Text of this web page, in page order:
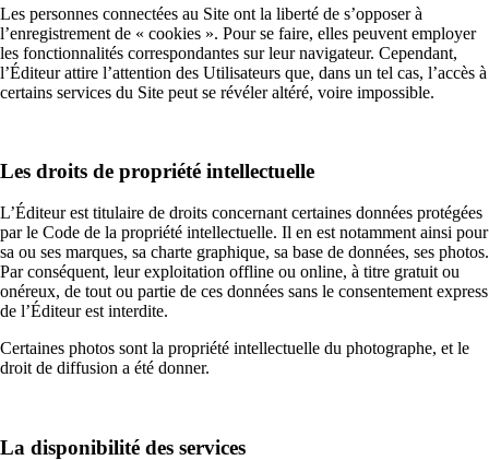
Les personnes connectées au Site ont la liberté de s’opposer à
l’enregistrement de « cookies ». Pour se faire, elles peuvent employer
les fonctionnalités correspondantes sur leur navigateur. Cependant,
l’Éditeur attire l’attention des Utilisateurs que, dans un tel cas, l’accès à
certains services du Site peut se révéler altéré, voire impossible.
Les droits de propriété intellectuelle
L’Éditeur est titulaire de droits concernant certaines données protégées
par le Code de la propriété intellectuelle. Il en est notamment ainsi pour
sa ou ses marques, sa charte graphique, sa base de données, ses photos.
Par conséquent, leur exploitation offline ou online, à titre gratuit ou
onéreux, de tout ou partie de ces données sans le consentement express
de l’Éditeur est interdite.
Certaines photos sont la propriété intellectuelle du photographe, et le
droit de diffusion a été donner.
La disponibilité des services